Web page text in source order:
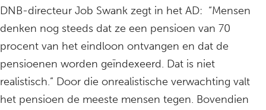
DNB-directeur Job Swank zegt in het AD: “Mensen
denken nog steeds dat ze een pensioen van 70
procent van het eindloon ontvangen en dat de
pensioenen worden geïndexeerd. Dat is niet
realistisch.” Door die onrealistische verwachting valt
het pensioen de meeste mensen tegen. Bovendien